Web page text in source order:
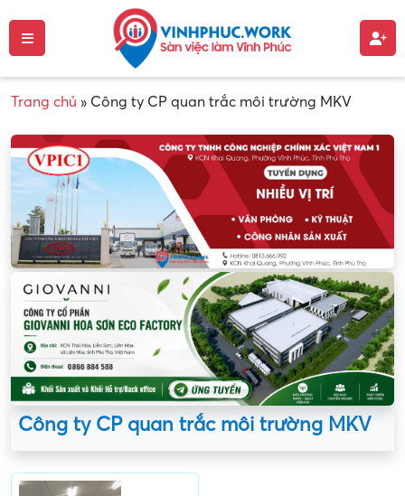
Trang chủ » Công ty CP quan trắc môi trường MKV
Công ty CP quan trắc môi trường MKV